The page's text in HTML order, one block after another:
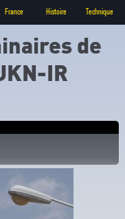
France Histoire Technique
de
IR